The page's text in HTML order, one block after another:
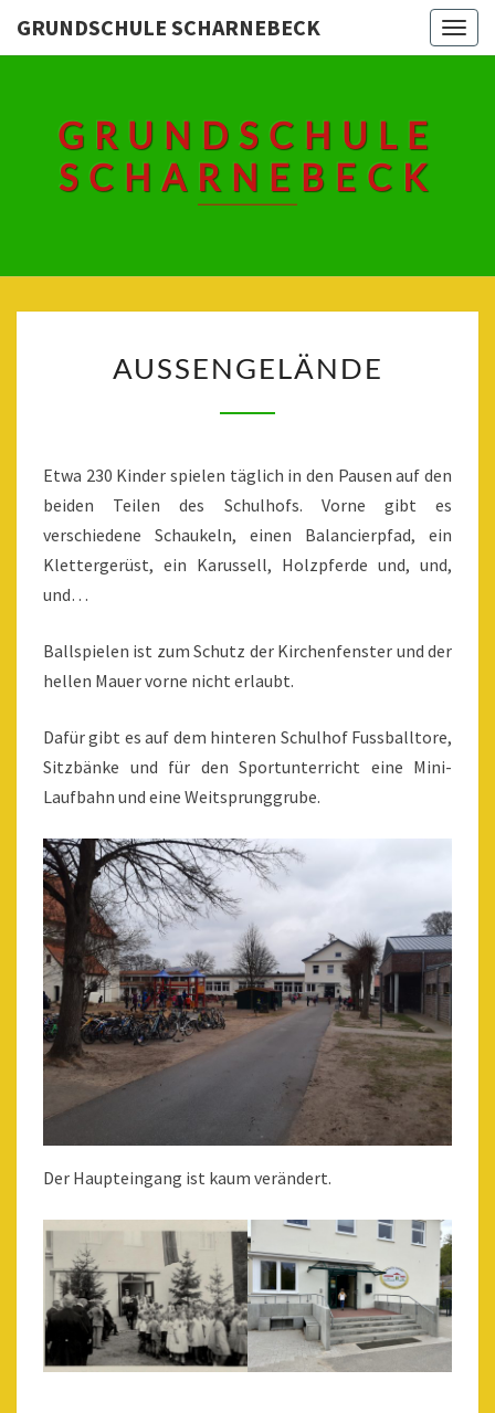
GRUNDSCHULE SCHARNEBECK
GRUNDSCHULE
SCHARNEBECK
AUSSENGELÄNDE
Etwa 230 Kinder spielen täglich in den Pausen auf den
beiden Teilen des Schulhofs. Vorne gibt es
verschiedene Schaukeln, einen Balancierpfad, ein
Klettergerüst, ein Karussell, Holzpferde und, und,
und…
Ballspielen ist zum Schutz der Kirchenfenster und der
hellen Mauer vorne nicht erlaubt.
Dafür gibt es auf dem hinteren Schulhof Fussballtore,
Sitzbänke und für den Sportunterricht eine Mini-
Laufbahn und eine Weitsprunggrube.
Der Haupteingang ist kaum verändert.